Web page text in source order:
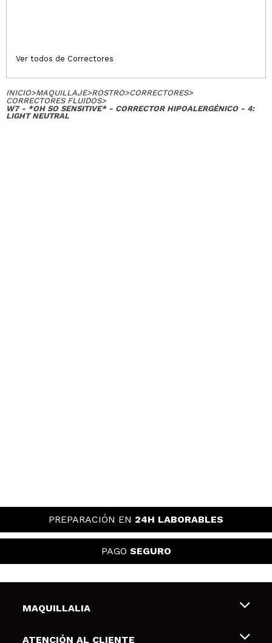
Ver todos de Correctores
INICIO>MAQUILLAJE>ROSTRO>CORRECTORES>
CORRECTORES FLUIDOS>
W7 - *OH SO SENSITIVE* - CORRECTOR HIPOALERGÉNICO - 4:
LIGHT NEUTRAL
PREPARACIÓN EN 24H LABORABLES
PAGO SEGURO
MAQUILLALIA
Sobre nosotros
ATENCIÓN AL CLIENTE